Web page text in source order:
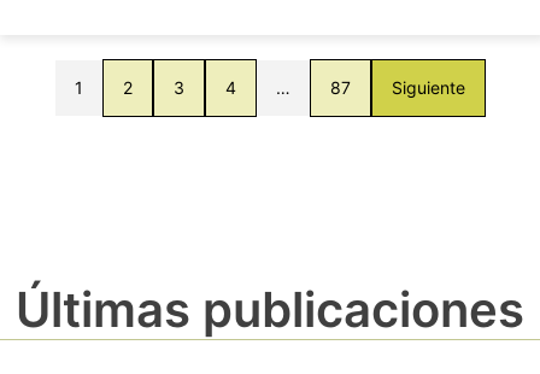
1 2 3 4 … 87 Siguiente
Últimas publicaciones